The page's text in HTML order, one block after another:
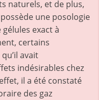
naturels, et de plus,
une posologie
exact à
certains
avait
indésirables chez
il a été constaté
des gaz